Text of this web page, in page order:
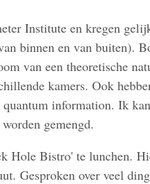
Institute en kregen
binnen en van buiten).
van een theoretische
kamers. Ook
quantum information. Ik
gemengd.
Hole Bistro' te lunchen.
Gesproken over veel